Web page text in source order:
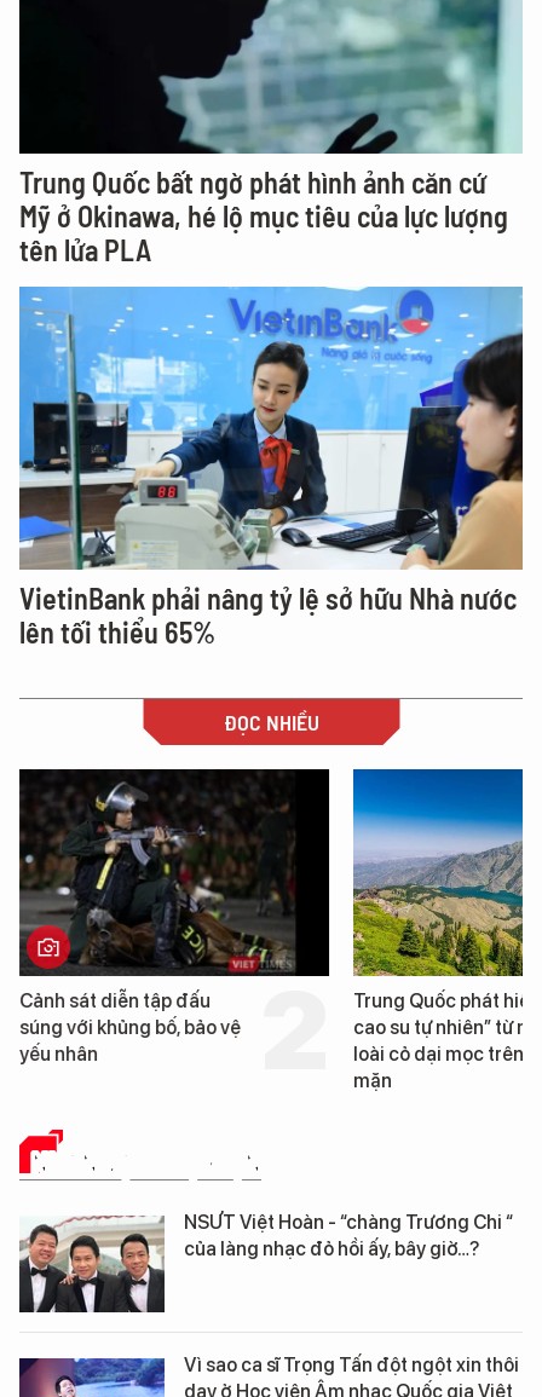
Trung Quốc bất ngờ phát hình ảnh căn cứ
Mỹ ở Okinawa, hé lộ mục tiêu của lực lượng
tên lửa PLA
VietinBank phải nâng tỷ lệ sở hữu Nhà nước
lên tối thiểu 65%
ĐỌC NHIỀU
Trung Quốc phát hiện “mỏ
cao su tự nhiên” từ một
loài cỏ dại mọc trên đất
Loạt dự án bất động
Đà Nẵng sắp bị kiểm
NHÂN VẬT - SỰ KIỆN
NSƯT Việt Hoàn - “chàng Trương Chi “
của làng nhạc đỏ hồi ấy, bây giờ…?
Vì sao ca sĩ Trọng Tấn đột ngột xin thôi
dạy ở Học viện Âm nhạc Quốc gia Việt